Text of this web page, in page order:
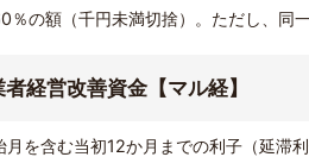
％の額（千円未満切捨）。ただし、同
経営改善資金【マル経】
月を含む当初12か月までの利子（延滞